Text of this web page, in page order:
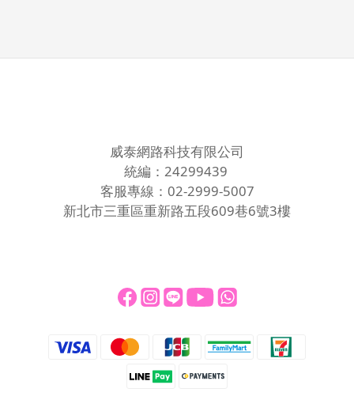
威泰網路科技有限公司
統編：24299439
客服專線：02-2999-5007
新北市三重區重新路五段609巷6號3樓